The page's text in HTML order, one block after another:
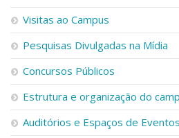
Visitas ao Campus
Pesquisas Divulgadas na Mídia
Concursos Públicos
Estrutura e organização do
Auditórios e Espaços de Eventos